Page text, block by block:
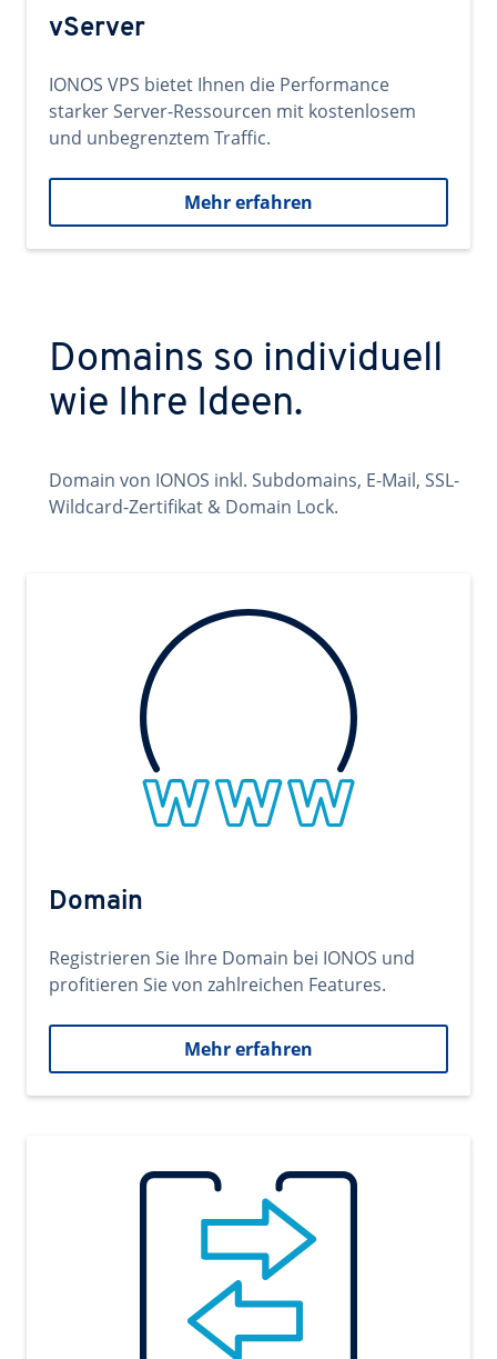
vServer
IONOS VPS bietet Ihnen die Performance
starker Server-Ressourcen mit kostenlosem
und unbegrenztem Traffic.
Mehr erfahren
Domains so individuell
wie Ihre Ideen.
Domain von IONOS inkl. Subdomains, E-Mail, SSL-
Wildcard-Zertifikat & Domain Lock.
Domain
Registrieren Sie Ihre Domain bei IONOS und
profitieren Sie von zahlreichen Features.
Mehr erfahren